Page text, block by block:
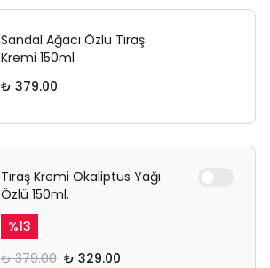
Sandal Ağacı Özlü Tıraş
Kremi 150ml
₺ 379.00
Tıraş Kremi Okaliptus Yağı
Özlü 150ml.
%13
₺ 379.00 ₺ 329.00